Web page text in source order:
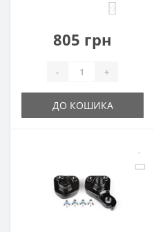
805 грн
- +
ДО КОШИКА